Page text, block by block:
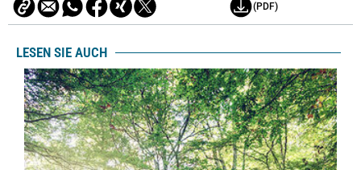
(PDF)
LESEN SIE AUCH